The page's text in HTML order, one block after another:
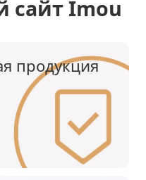
Imou
продукция